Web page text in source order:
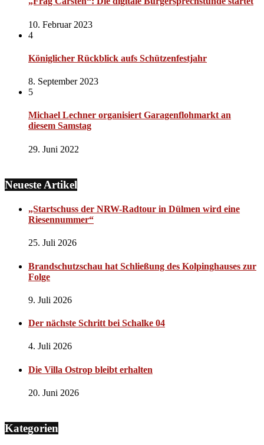
10. Februar 2023
4
Königlicher Rückblick aufs Schützenfestjahr
8. September 2023
5
Michael Lechner organisiert Garagenflohmarkt an
diesem Samstag
29. Juni 2022
Neueste Artikel
„Startschuss der NRW-Radtour in Dülmen wird eine
Riesennummer“
25. Juli 2026
Brandschutzschau hat Schließung des Kolpinghauses zur
Folge
9. Juli 2026
Der nächste Schritt bei Schalke 04
4. Juli 2026
Die Villa Ostrop bleibt erhalten
20. Juni 2026
Kategorien